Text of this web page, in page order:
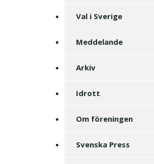
Val i Sverige
Meddelande
Arkiv
Idrott
Om föreningen
Svenska Press